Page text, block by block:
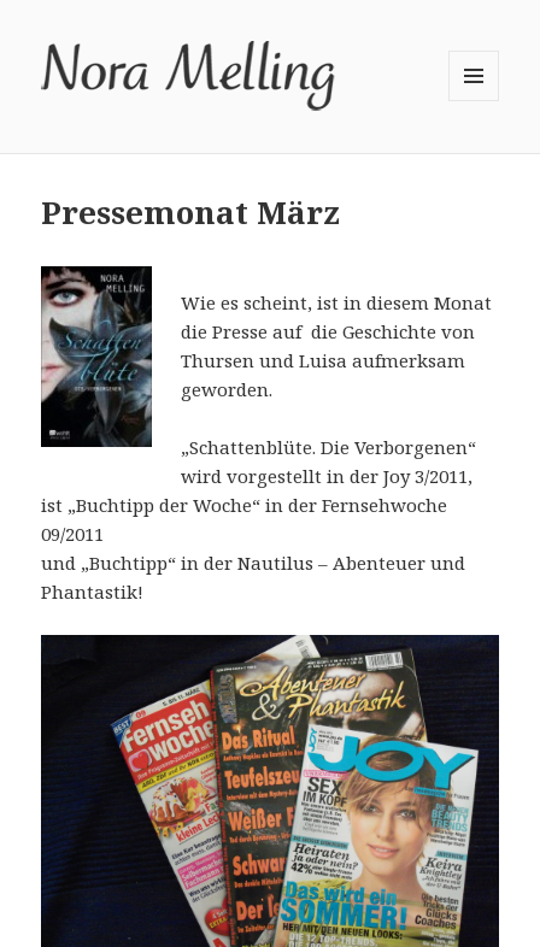
WIDGETS
Pressemonat März
Wie es scheint, ist in diesem Monat
die Presse auf die Geschichte von
Thursen und Luisa aufmerksam
geworden.
„Schattenblüte. Die Verborgenen“
wird vorgestellt in der Joy 3/2011,
ist „Buchtipp der Woche“ in der Fernsehwoche
09/2011
und „Buchtipp“ in der Nautilus – Abenteuer und
Phantastik!